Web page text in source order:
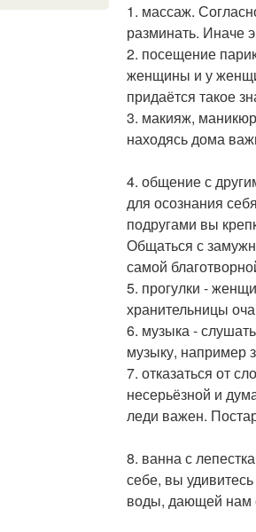
1. массаж.
разминать. Иначе
2. посещение
женщины и у
придаётся такое
3. макияж,
находясь дома
4. общение с
для осознания
подругами вы
Общаться с
самой
5. прогулки -
хранительницы
6. музыка -
музыку, например
7. отказаться от
несерьёзной и
леди важен.
8. ванна с
себе, вы
воды, дающей нам